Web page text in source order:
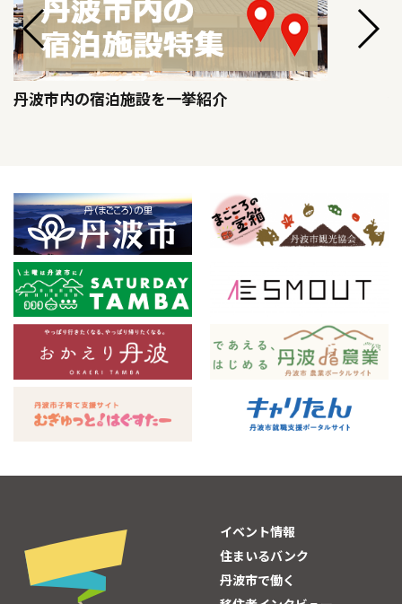
丹波市内の宿泊施設を一挙紹介
イベント情報
住まいるバンク
丹波市で働く